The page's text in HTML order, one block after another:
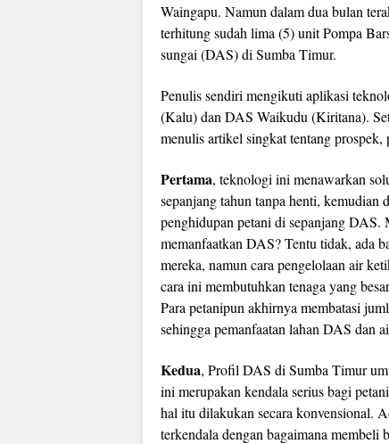
Waingapu. Namun dalam dua bulan
terhitung sudah lima (5) unit Pompa
sungai (DAS) di Sumba Timur.
Penulis sendiri mengikuti aplikasi
(Kalu) dan DAS Waikudu (Kiritana).
menulis artikel singkat tentang
Pertama, teknologi ini menawarkan
sepanjang tahun tanpa henti,
penghidupan petani di sepanjang DAS.
memanfaatkan DAS? Tentu tidak, ada
mereka, namun cara pengelolaan air
cara ini membutuhkan tenaga yang
Para petanipun akhirnya membatasi
sehingga pemanfaatan lahan DAS dan
Kedua, Profil DAS di Sumba Timur
ini merupakan kendala serius bagi
hal itu dilakukan secara konvensional.
terkendala dengan bagaimana